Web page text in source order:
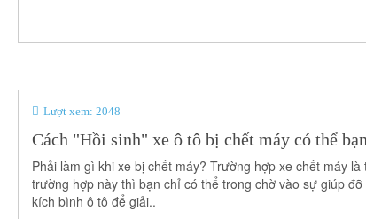
Lượt xem: 2048
Cách "Hồi sinh" xe ô tô bị chết máy có thể
Phải làm gì khi xe bị chết máy? Trường hợp xe chết máy
trường hợp này thì bạn chỉ có thể trong chờ vào sự giúp
kích bình ô tô để giải..